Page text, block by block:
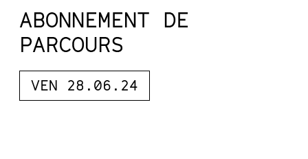
ABONNEMENT DE
PARCOURS
VEN 28.06.24